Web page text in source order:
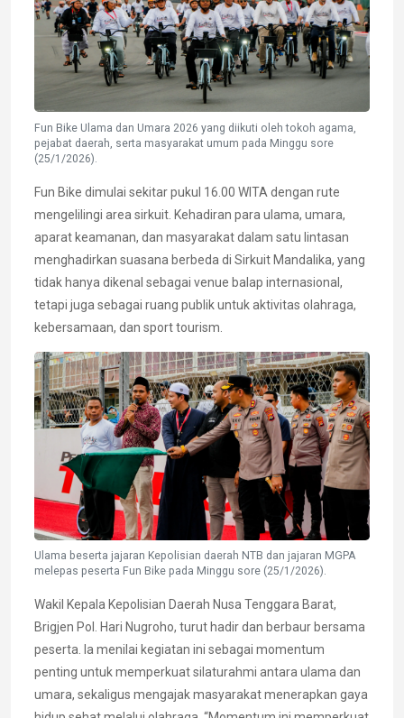
Fun Bike Ulama dan Umara 2026 yang diikuti oleh tokoh agama,
pejabat daerah, serta masyarakat umum pada Minggu sore
(25/1/2026).
Fun Bike dimulai sekitar pukul 16.00 WITA dengan rute
mengelilingi area sirkuit. Kehadiran para ulama, umara,
aparat keamanan, dan masyarakat dalam satu lintasan
menghadirkan suasana berbeda di Sirkuit Mandalika, yang
tidak hanya dikenal sebagai venue balap internasional,
tetapi juga sebagai ruang publik untuk aktivitas olahraga,
kebersamaan, dan sport tourism.
Ulama beserta jajaran Kepolisian daerah NTB dan jajaran MGPA
melepas peserta Fun Bike pada Minggu sore (25/1/2026).
Wakil Kepala Kepolisian Daerah Nusa Tenggara Barat,
Brigjen Pol. Hari Nugroho, turut hadir dan berbaur bersama
peserta. Ia menilai kegiatan ini sebagai momentum
penting untuk memperkuat silaturahmi antara ulama dan
umara, sekaligus mengajak masyarakat menerapkan gaya